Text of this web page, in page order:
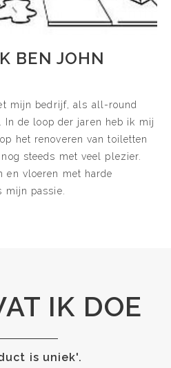
BEN JOHN
mijn bedrijf, als all-round
In de loop der jaren heb ik mij
het renoveren van toiletten
steeds met veel plezier.
en vloeren met harde
mijn passie.
IK DOE
is uniek'.